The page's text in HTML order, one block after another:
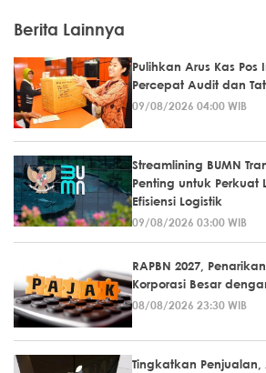
Berita Lainnya
Pulihkan Arus Kas
Percepat Audit dan
09/08/2026 04:00 WIB
Streamlining BUMN
Penting untuk Perkuat
Efisiensi Logistik
09/08/2026 03:00 WIB
RAPBN 2027,
Korporasi Besar
08/08/2026 23:30 WIB
Tingkatkan